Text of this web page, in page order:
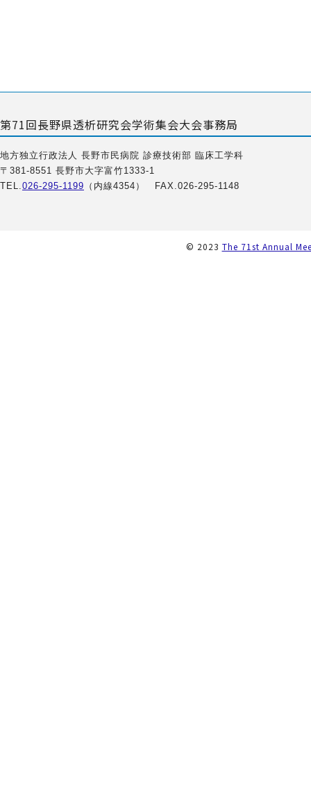
第71回長野県透析研究会学術集会大会事務局
地方独立行政法人 長野市民病院 診療技術部 臨床工学科
〒381-8551 長野市大字富竹1333-1
TEL. 026-295-1199 （内線4354） FAX.026-295-1148
© 2023 The 71st Annual